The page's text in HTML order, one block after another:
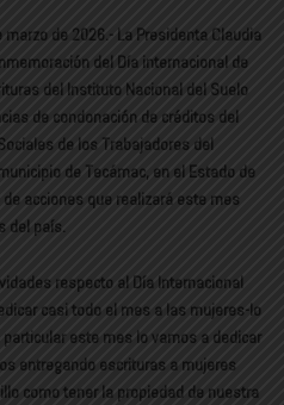
de 2026.- La Presidenta Claudia
del Día internacional de
del Instituto Nacional del Suelo
de condonación de créditos del
de los Trabajadores del
de Tecámac, en el Estado de
acciones que realizará este mes
del país.
respecto al Día Internacional
casi todo el mes a las mujeres-lo
este mes lo vamos a dedicar
entregando escrituras a mujeres
como tener la propiedad de nuestra